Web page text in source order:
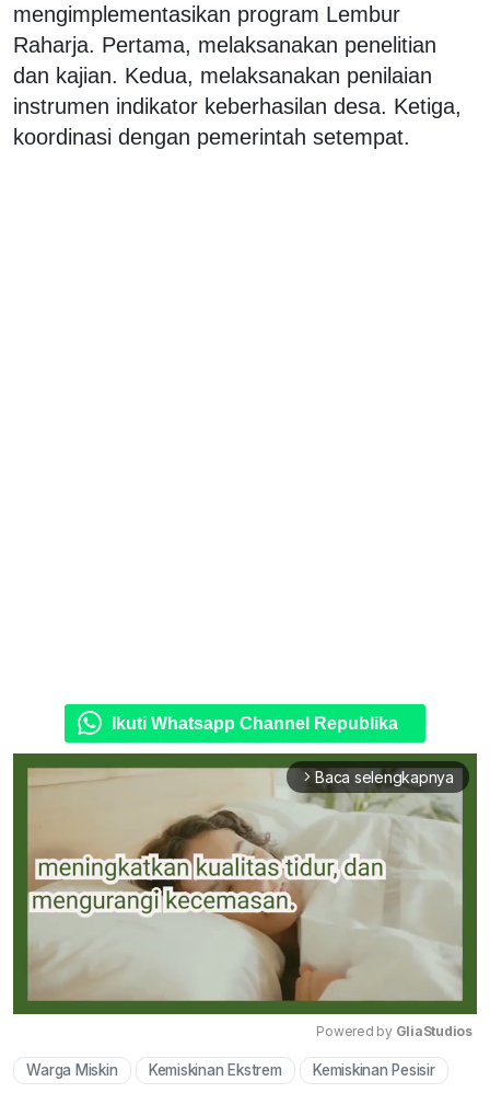
mengimplementasikan program Lembur
Raharja. Pertama, melaksanakan penelitian
dan kajian. Kedua, melaksanakan penilaian
instrumen indikator keberhasilan desa. Ketiga,
koordinasi dengan pemerintah setempat.
Ikuti Whatsapp Channel Republika
arrow_forward_ios Baca selengkapnya
Mute
Powered by GliaStudios
Warga Miskin Kemiskinan Ekstrem Kemiskinan Pesisir